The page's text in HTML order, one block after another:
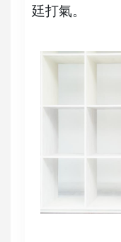
廷打氣。